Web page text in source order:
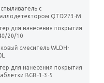
с
QTD273-M
для нанесения покрытия
20/10
смеситель WLDH-
для нанесения покрытия
BGB-1-3-5